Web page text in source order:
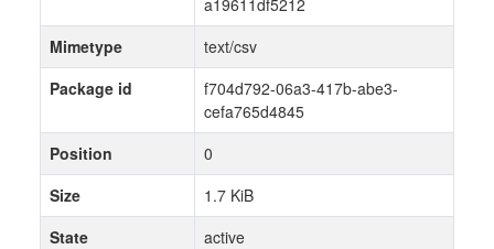
Mimetype
text/csv
Package id
f704d792-06a3-417b-abe3-
cefa765d4845
Position
0
Size
1.7 KiB
State
active